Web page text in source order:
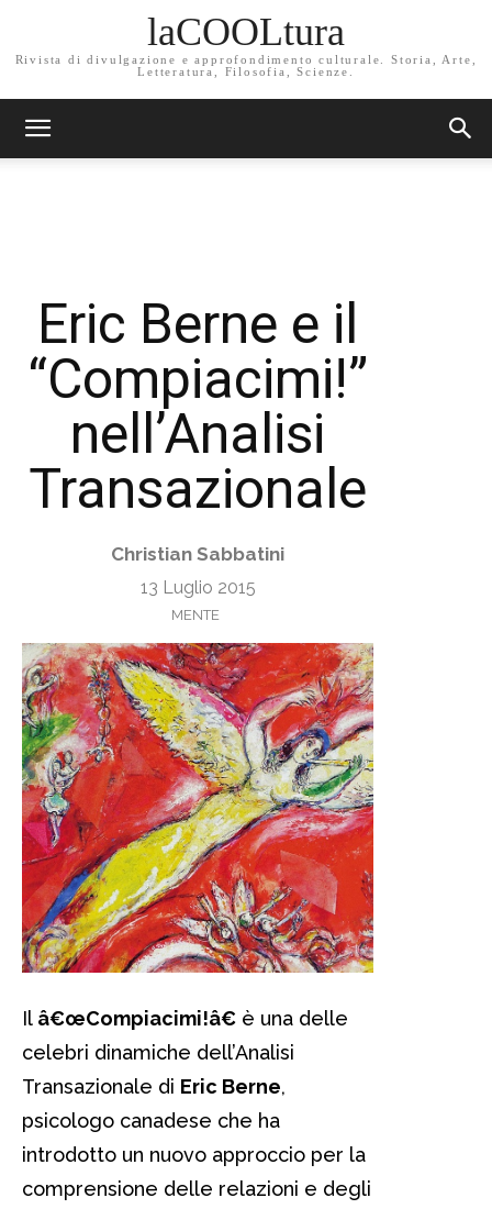
laCOOLtura
Rivista di divulgazione e approfondimento culturale. Storia, Arte,
Letteratura, Filosofia, Scienze.
Eric Berne e il
“Compiacimi!”
nell’Analisi
Transazionale
Christian Sabbatini
13 Luglio 2015
MENTE
Il â€œCompiacimi!â€ è una delle
celebri dinamiche dell’Analisi
Transazionale di Eric Berne,
psicologo canadese che ha
introdotto un nuovo approccio per la
comprensione delle relazioni e degli